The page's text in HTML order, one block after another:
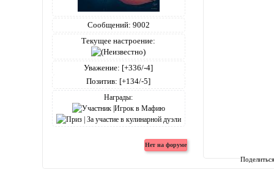
Сообщений: 9002
Текущее настроение:
Уважение: [+336/-4]
Позитив: [+134/-5]
Награды: